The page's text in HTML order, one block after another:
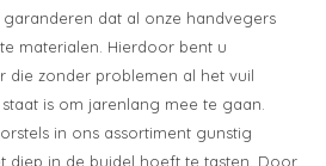
dat al onze handvegers
materialen. Hierdoor bent u
die zonder problemen al het vuil
is om jarenlang mee te gaan.
in ons assortiment gunstig
diep in de buidel hoeft te tasten. Door